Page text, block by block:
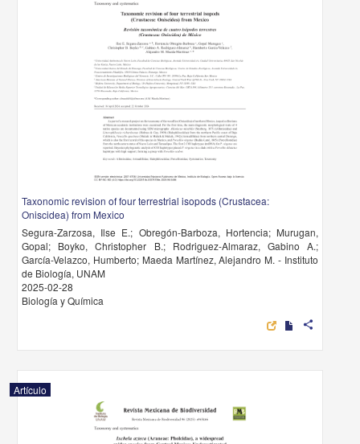
Taxonomic revision of four terrestrial isopods (Crustacea:
Oniscidea) from Mexico
Segura-Zarzosa, Ilse E.; Obregón-Barboza, Hortencia; Murugan,
Gopal; Boyko, Christopher B.; Rodriguez-Almaraz, Gabino A.;
García-Velazco, Humberto; Maeda Martínez, Alejandro M. - Instituto
de Biología, UNAM
2025-02-28
Biología y Química
share
Artículo